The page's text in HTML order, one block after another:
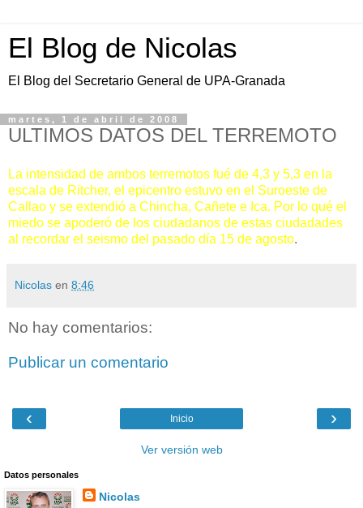
El Blog de Nicolas
El Blog del Secretario General de UPA-Granada
martes, 1 de abril de 2008
ULTIMOS DATOS DEL TERREMOTO
La intensidad de ambos terremotos fué de 4,3 y 5,3 en la
escala de Ritcher, el epicentro estuvo en el Suroeste de
Callao y se extendió a Chincha, Cañete e Ica. Por lo qué el
miedo se apoderó de los ciudadanos de estas ciudadades
al recordar el seismo del pasado día 15 de agosto.
Nicolas en 8:46
No hay comentarios:
Publicar un comentario
‹ ›
Inicio
Ver versión web
Datos personales
Nicolas